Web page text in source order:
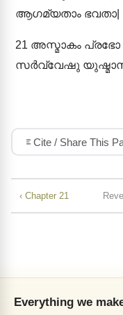
ആഗമ്യതാം ഭവതാ|
21 അസ്മാകം
സർവ്വേഷു
Cite / Share This
‹ Chapter 21
Everything we